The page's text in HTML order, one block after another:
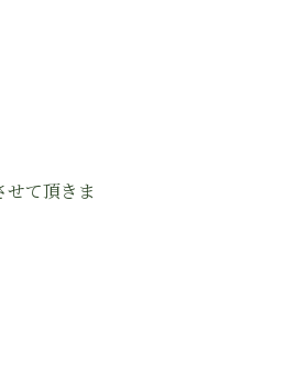
て頂きま